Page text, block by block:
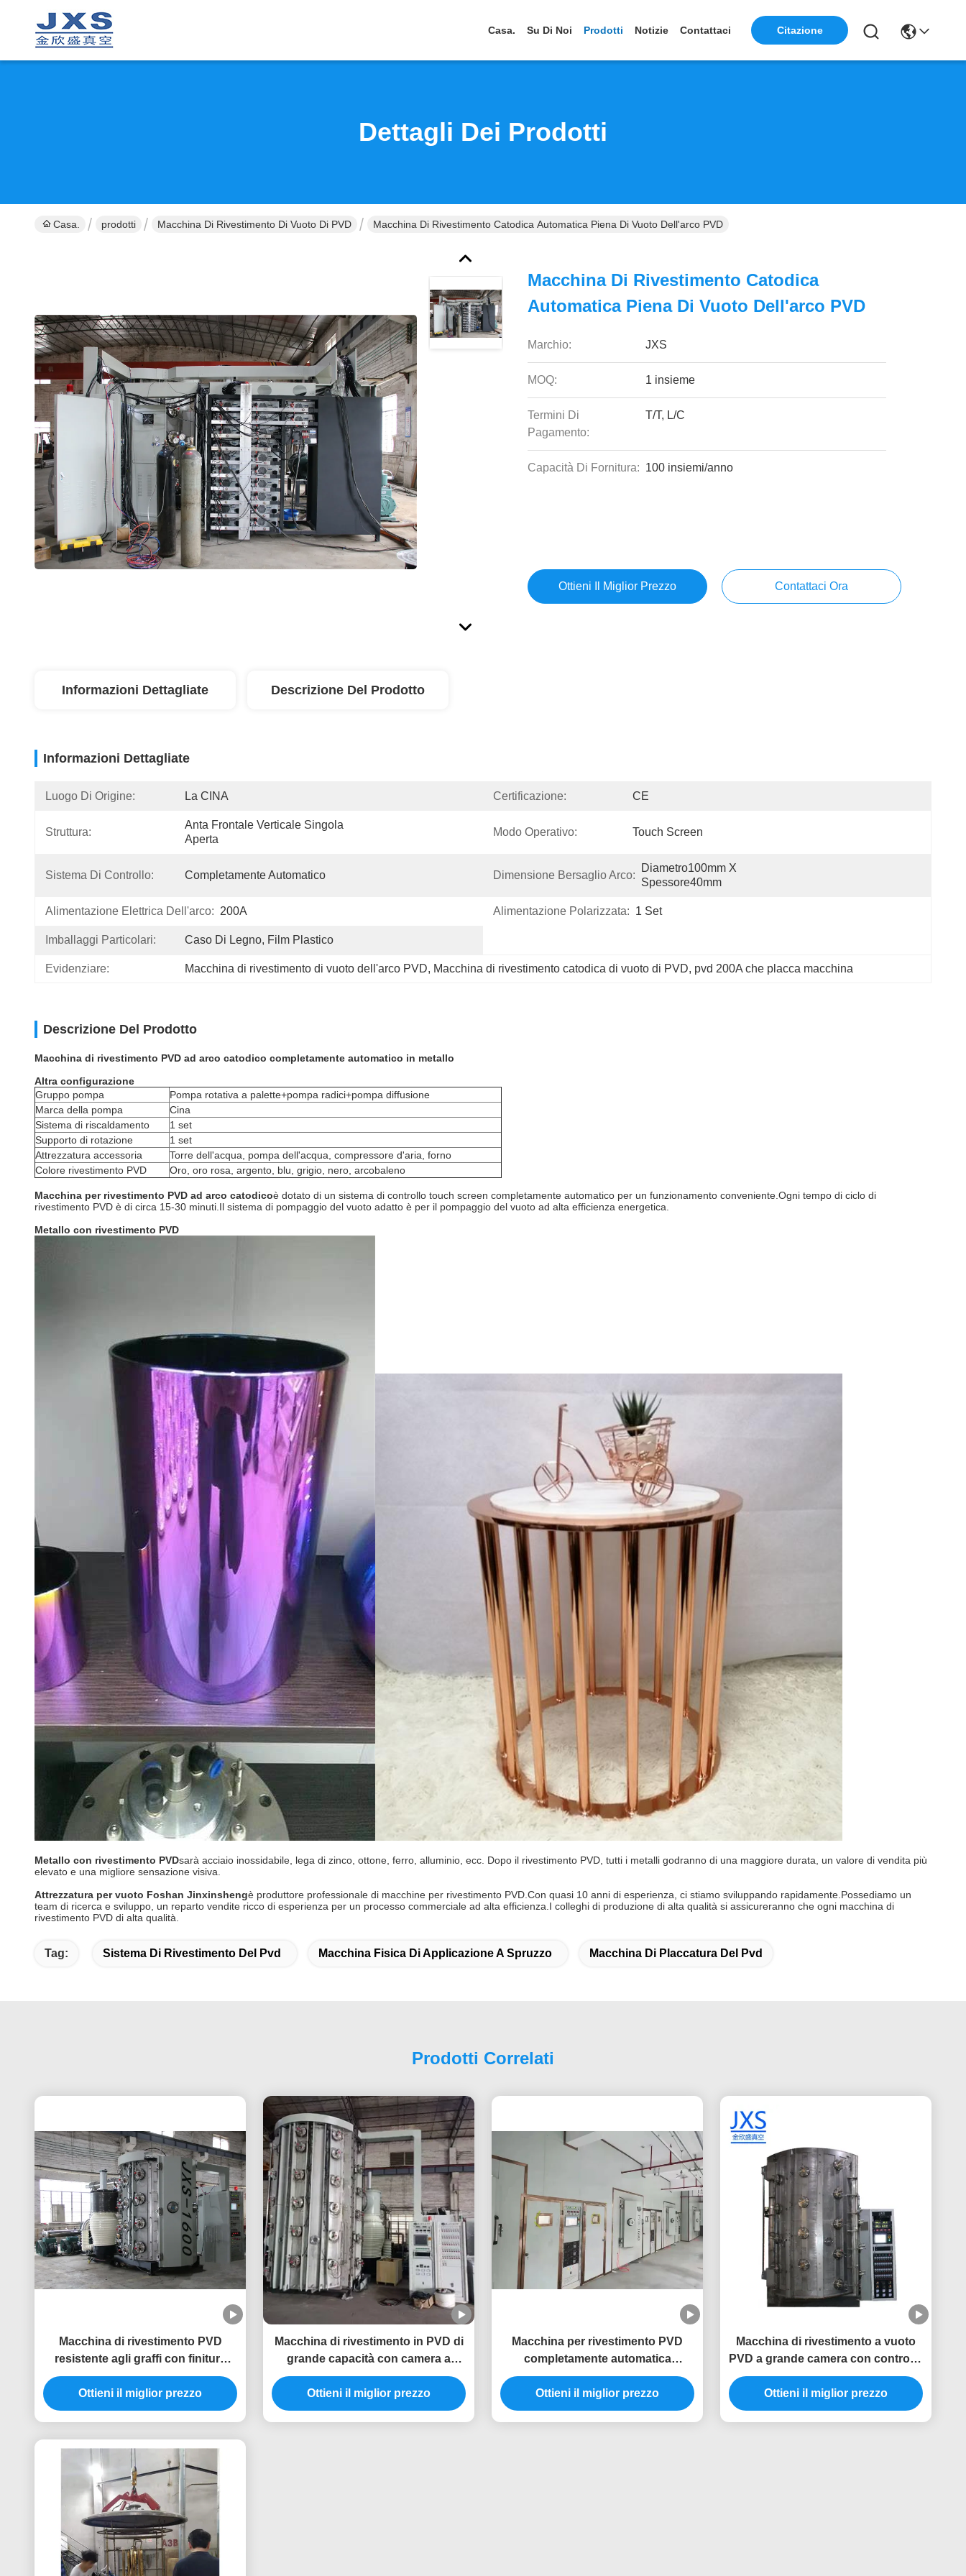
Casa. Su Di Noi Prodotti Notizie Contattaci Citazione
Dettagli Dei Prodotti
Casa. prodotti Macchina Di Rivestimento Di Vuoto Di PVD Macchina Di Rivestimento Catodica Automatica Piena Di Vuoto Dell'arco PVD
Macchina Di Rivestimento Catodica
Automatica Piena Di Vuoto Dell'arco PVD
Marchio: JXS
MOQ: 1 insieme
Termini Di
Pagamento:
T/T, L/C
Capacità Di Fornitura: 100 insiemi/anno
Ottieni Il Miglior Prezzo Contattaci Ora
Informazioni Dettagliate Descrizione Del Prodotto
Informazioni Dettagliate
Luogo Di Origine: La CINA Certificazione: CE
Struttura:
Anta Frontale Verticale Singola
Aperta
Modo Operativo: Touch Screen
Sistema Di Controllo: Completamente Automatico Dimensione Bersaglio Arco:
Diametro100mm X
Spessore40mm
Alimentazione Elettrica Dell'arco: 200A Alimentazione Polarizzata: 1 Set
Imballaggi Particolari: Caso Di Legno, Film Plastico
Evidenziare: Macchina di rivestimento di vuoto dell'arco PVD, Macchina di rivestimento catodica di vuoto di PVD, pvd 200A che placca macchina
Descrizione Del Prodotto
Macchina di rivestimento PVD ad arco catodico completamente automatico in metallo
Altra configurazione
Gruppo pompa
Pompa rotativa a palette+pompa radici+pompa diffusione
Marca della pompa
Cina
Sistema di riscaldamento
1 set
Supporto di rotazione
1 set
Attrezzatura accessoria
Torre dell'acqua, pompa dell'acqua, compressore d'aria, forno
Colore rivestimento PVD
Oro, oro rosa, argento, blu, grigio, nero, arcobaleno
Macchina per rivestimento PVD ad arco catodicoè dotato di un sistema di controllo touch screen completamente automatico per un funzionamento conveniente.Ogni tempo di ciclo di
rivestimento PVD è di circa 15-30 minuti.Il sistema di pompaggio del vuoto adatto è per il pompaggio del vuoto ad alta efficienza energetica.
Metallo con rivestimento PVD
Metallo con rivestimento PVDsarà acciaio inossidabile, lega di zinco, ottone, ferro, alluminio, ecc. Dopo il rivestimento PVD, tutti i metalli godranno di una maggiore durata, un valore di vendita più
elevato e una migliore sensazione visiva.
Attrezzatura per vuoto Foshan Jinxinshengè produttore professionale di macchine per rivestimento PVD.Con quasi 10 anni di esperienza, ci stiamo sviluppando rapidamente.Possediamo un
team di ricerca e sviluppo, un reparto vendite ricco di esperienza per un processo commerciale ad alta efficienza.I colleghi di produzione di alta qualità si assicureranno che ogni macchina di
rivestimento PVD di alta qualità.
Tag: Sistema Di Rivestimento Del Pvd Macchina Fisica Di Applicazione A Spruzzo Macchina Di Placcatura Del Pvd
Prodotti Correlati
Macchina di rivestimento PVD
resistente agli graffi con finitura
uniforme e sistema di controllo
automatico completo per mobili
metallici
Ottieni il miglior prezzo
Macchina di rivestimento in PVD di
grande capacità con camera a
vuoto a carico pesante e sistema di
controllo automatico completo
Ottieni il miglior prezzo
Macchina per rivestimento PVD
completamente automatica
antigraffio con camera in acciaio
inossidabile per telai di mobili
Ottieni il miglior prezzo
Macchina di rivestimento a vuoto
PVD a grande camera con controllo
automatico completo per
attrezzature per rivestimento d'oro
su misura
Ottieni il miglior prezzo